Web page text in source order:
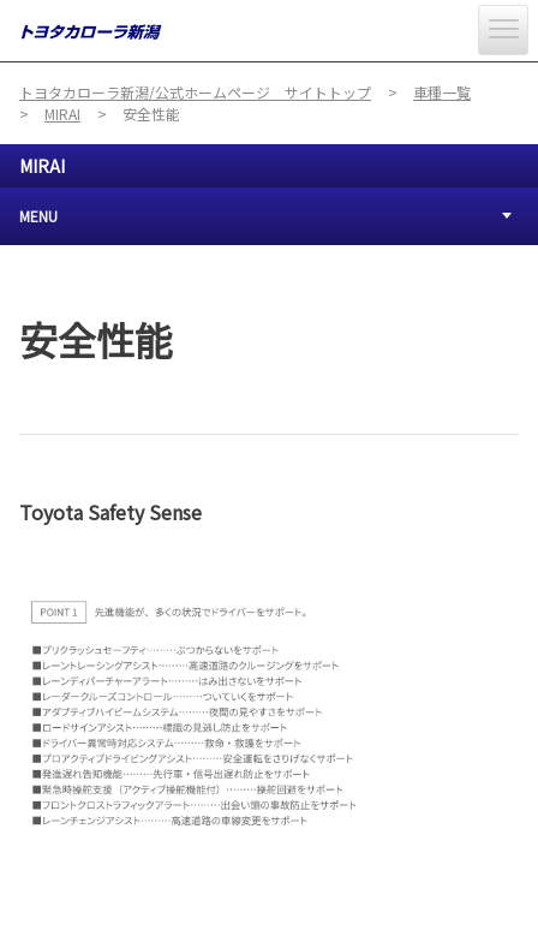
トヨタカローラ新潟/公式ホームページ サイトトップ
車種一覧
MIRAI
安全性能
MIRAI
MENU
安全性能
Toyota Safety Sense